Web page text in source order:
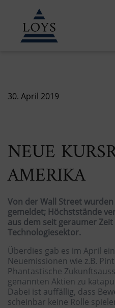
30. April 2019
NEUE
AMERIKA
Von der Wall Street
gemeldet; Höchststände
aus dem seit geraumer
Technologiesektor.
Überdies gab es im April
Neuemissionen wie z.B.
Phantastische
genannten Aktien zu
Dabei ist auffällig, dass
scheinbar keine Rolle